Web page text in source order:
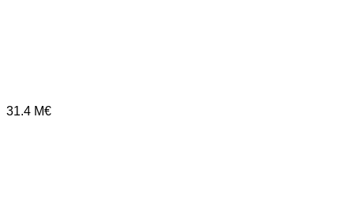
31.4 M€